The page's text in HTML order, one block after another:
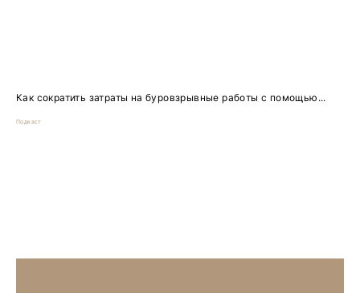
Как сократить затраты на буровзрывные работы с помощью...
Подкаст